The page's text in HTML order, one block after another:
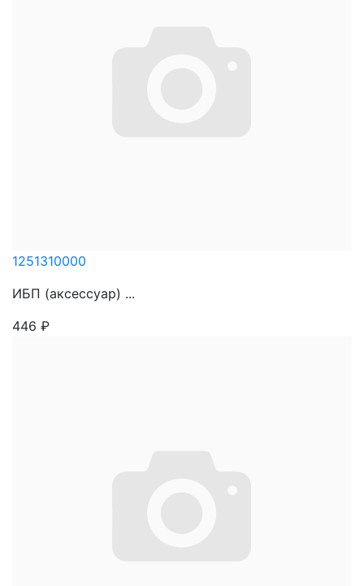
1251310000
ИБП (аксессуар) ...
446 ₽